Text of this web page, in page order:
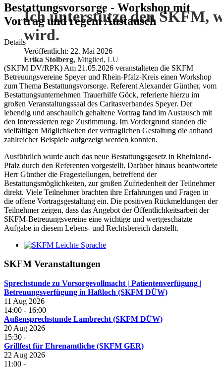
Ich unterstütze den SKFM,
wird.
Erika Stolberg, Mitglied, LU
Bestattungsvorsorge - Workshop mit
Vortrag und regem Austausch
Details
Veröffentlicht: 22. Mai 2026
(SKFM DV/RPK) Am 21.05.2026 veranstalteten die SKFM
Betreuungsvereine Speyer und Rhein-Pfalz-Kreis einen Workshop
zum Thema Bestattungsvorsorge. Referent Alexander Günther, vom
Bestattungsunternehmen Trauerhilfe Göck, referierte hierzu im
großen Veranstaltungssaal des Caritasverbandes Speyer. Der
lebendig und anschaulich gehaltene Vortrag fand im Austausch mit
den Interessierten rege Zustimmung. Im Vordergrund standen die
vielfältigen Möglichkeiten der vertraglichen Gestaltung die anhand
zahlreicher Beispiele aufgezeigt werden konnten.
Ausführlich wurde auch das neue Bestattungsgesetz in Rheinland-
Pfalz durch den Referenten vorgestellt. Darüber hinaus beantwortete
Herr Günther die Fragestellungen, betreffend der
Bestattungsmöglichkeiten, zur großen Zufriedenheit der Teilnehmer
direkt. Viele Teilnehmer brachten ihre Erfahrungen und Fragen in
die offene Vortragsgestaltung ein. Die positiven Rückmeldungen der
Teilnehmer zeigen, dass das Angebot der Öffentlichkeitsarbeit der
SKFM-Betreuungsvereine eine wichtige und wertgeschätzte
Aufgabe in diesem Lebens- und Rechtsbereich darstellt.
SKFM Veranstaltungen
Sprechstunde zu Vorsorgevollmacht | Patientenverfügung |
Betreuungsverfügung in Haßloch (SKFM DÜW)
11 Aug 2026
14:00 - 16:00
Außensprechstunde Lambrecht (SKFM DÜW)
20 Aug 2026
15:30 -
Grillfest für Ehrenamtliche (SKFM GER)
22 Aug 2026
11:00 -